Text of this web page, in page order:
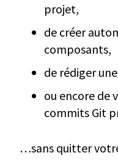
projet,
de créer
composants,
de rédiger
ou encore de
commits Git
…sans quitter